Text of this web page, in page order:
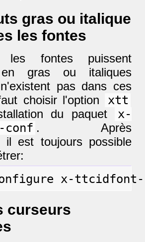
gras ou italique
les fontes
fontes puissent
en gras ou italiques
pas dans ces
choisir l'option
xtt
du paquet
x-
. Après
il est toujours possible
curseurs